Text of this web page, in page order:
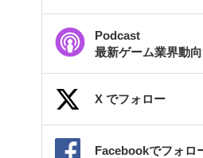
Podcast
最新ゲーム業界動向
X でフォロー
Facebookでフォロ